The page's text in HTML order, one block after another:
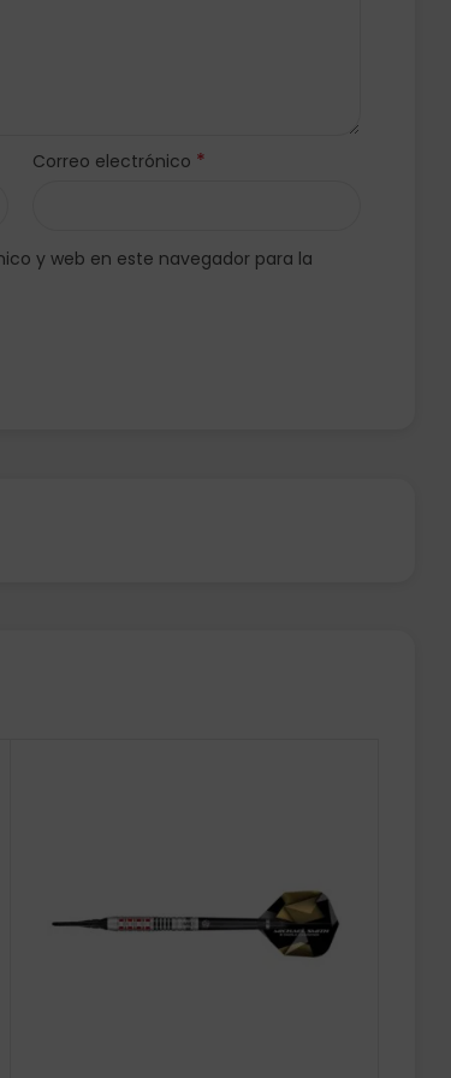
Correo electrónico *
y web en este navegador para la